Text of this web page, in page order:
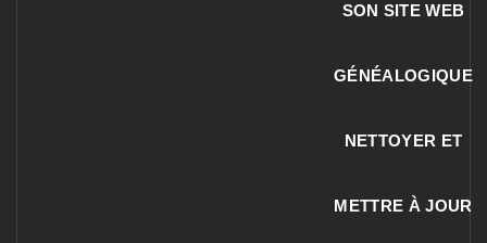
SON SITE WEB
GÉNÉALOGIQUE
NETTOYER ET
METTRE À JOUR